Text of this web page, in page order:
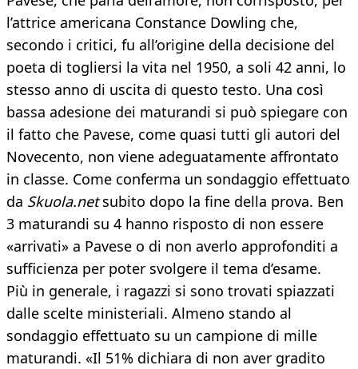
l’attrice americana Constance Dowling che,
secondo i critici, fu all’origine della decisione del
poeta di togliersi la vita nel 1950, a soli 42 anni, lo
stesso anno di uscita di questo testo. Una così
bassa adesione dei maturandi si può spiegare con
il fatto che Pavese, come quasi tutti gli autori del
Novecento, non viene adeguatamente affrontato
in classe. Come conferma un sondaggio effettuato
da Skuola.netsubito dopo la fine della prova. Ben
3 maturandi su 4 hanno risposto di non essere
«arrivati» a Pavese o di non averlo approfonditi a
sufficienza per poter svolgere il tema d’esame.
Più in generale, i ragazzi si sono trovati spiazzati
dalle scelte ministeriali. Almeno stando al
sondaggio effettuato su un campione di mille
maturandi. «Il 51% dichiara di non aver gradito